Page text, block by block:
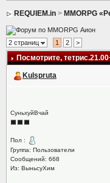
REQUIEM.in> MMORPG
2 страниц 1 2 >
Посмотрите,
Kulspruta
СуньхуйВчай
Пол :
Группа: Пользователи
Сообщений: 668
Из: ВыньсуХим